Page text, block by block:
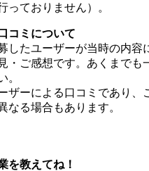
っておりません）。
コミについて
したユーザーが当時の内容
・ご感想です。あくまでも
。
ザーによる口コミであり、
なる場合もあります。
を教えてね！